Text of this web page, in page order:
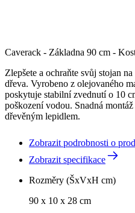
Caverack - Základna 90 cm -
Zlepšete a ochraňte svůj stojan
dřeva. Vyrobeno z olejovaného
poskytuje stabilní zvednutí o 10
poškození vodou. Snadná
dřevěným lepidlem.
Zobrazit podrobnosti o
Zobrazit specifikace
Rozměry (ŠxVxH cm)
90 x 10 x 28 cm